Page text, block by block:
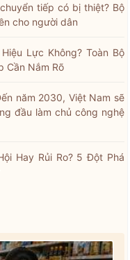
tiếp có bị thiệt? Bộ
cho người dân
Lực Không? Toàn Bộ
Cần Nắm Rõ
năm 2030, Việt Nam sẽ
đầu làm chủ công nghệ
Hay Rủi Ro? 5 Đột Phá